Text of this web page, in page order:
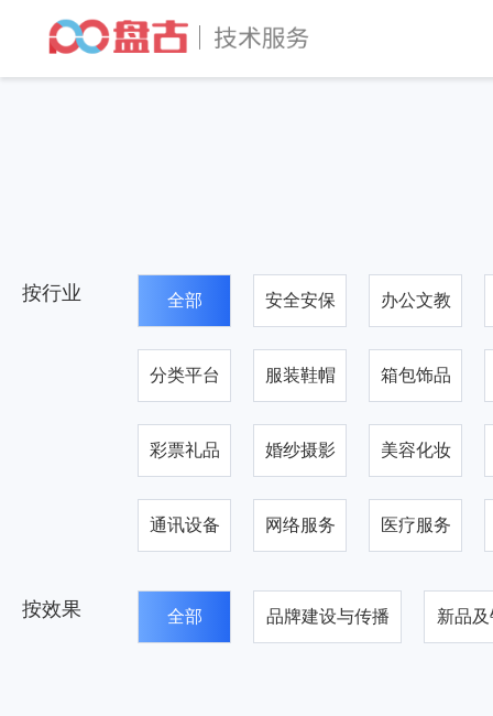
按行业 全部 安全安保 办公文教
分类平台 服装鞋帽 箱包饰品
彩票礼品 婚纱摄影 美容化妆
通讯设备 网络服务 医疗服务
按效果 全部 品牌建设与传播 新品